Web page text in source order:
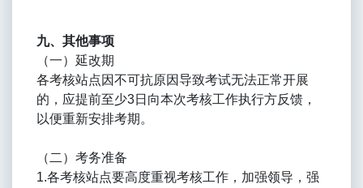
九、其他事项
（一）延改期
各考核站点因不可抗原因导致考试无法正常开展
的，应提前至少3日向本次考核工作执行方反馈，
以便重新安排考期。
（二）考务准备
1.各考核站点要高度重视考核工作，加强领导，强